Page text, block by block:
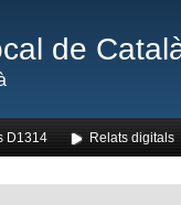
de
D1314 Relats digitals